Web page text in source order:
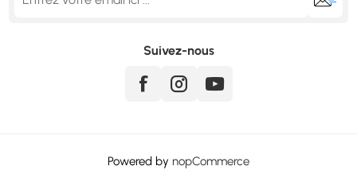
Suivez-nous
Powered by nopCommerce